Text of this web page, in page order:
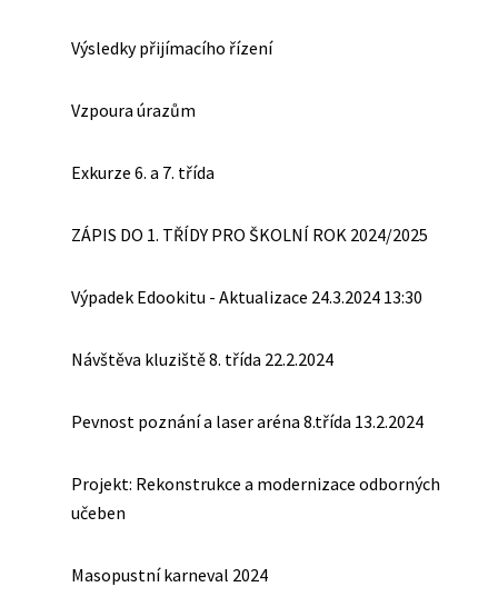
Výsledky přijímacího řízení
Vzpoura úrazům
Exkurze 6. a 7. třída
ZÁPIS DO 1. TŘÍDY PRO ŠKOLNÍ ROK 2024/2025
Výpadek Edookitu - Aktualizace 24.3.2024 13:30
Návštěva kluziště 8. třída 22.2.2024
Pevnost poznání a laser aréna 8.třída 13.2.2024
Projekt: Rekonstrukce a modernizace odborných
učeben
Masopustní karneval 2024